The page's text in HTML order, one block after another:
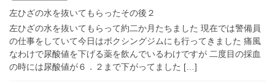
左ひざの水を抜いてもらったその後２
左ひざの水を抜いてもらって約二か月たちました 現在では警備員
の仕事をしていて今日はボクシングジムにも行ってきました 痛風
なわけで尿酸値を下げる薬を飲んでいるわけですが 二度目の採血
の時には尿酸値が６．２まで下がってました […]